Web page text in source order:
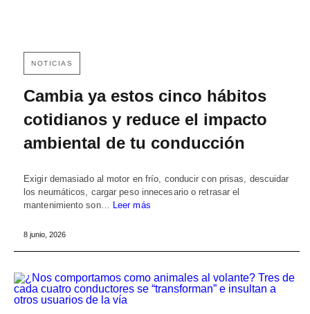
NOTICIAS
Cambia ya estos cinco hábitos
cotidianos y reduce el impacto
ambiental de tu conducción
Exigir demasiado al motor en frío, conducir con prisas, descuidar
los neumáticos, cargar peso innecesario o retrasar el
mantenimiento son… Leer más
8 junio, 2026